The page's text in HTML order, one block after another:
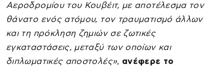
Αεροδρομίου του Κουβέιτ, με αποτέλεσμα τον
θάνατο ενός ατόμου, τον τραυματισμό άλλων
και τη πρόκληση ζημιών σε ζωτικές
εγκαταστάσεις, μεταξύ των οποίων και
διπλωματικές αποστολές», ανέφερε το